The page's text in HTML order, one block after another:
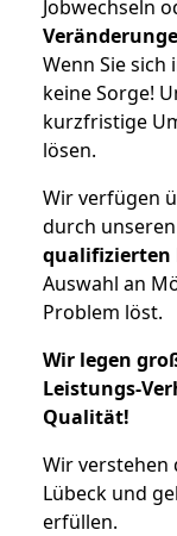
Jobwechseln
Wenn Sie
keine Sorge!
kurzfristige
lösen.
Wir verfügen
durch
qualifizierten
Auswahl an
Problem löst.
Wir legen
Leistungs-
Qualität!
Wir verstehen
Lübeck und
erfüllen.